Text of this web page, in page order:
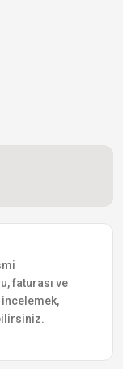
faturası ve